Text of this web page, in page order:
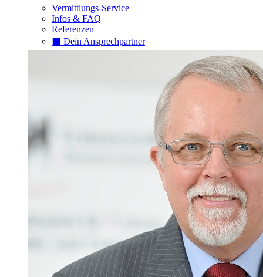
Vermittlungs-Service
Infos & FAQ
Referenzen
⬛️ Dein Ansprechpartner